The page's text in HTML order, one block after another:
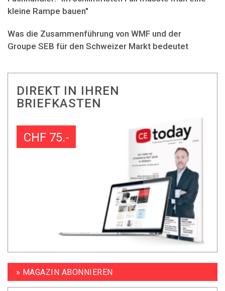
kleine Rampe bauen"
Was die Zusammenführung von WMF und der
Groupe SEB für den Schweizer Markt bedeutet
DIREKT IN IHREN
BRIEFKASTEN
CHF 75.-
» MAGAZIN ABONNIEREN